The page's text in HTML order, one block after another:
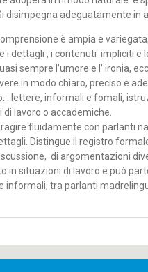
disimpegna adeguatamente in
è ampia e
i dettagli , i contenuti impliciti e
sempre l’umore e l’ ironia,
in modo chiaro, preciso e
: lettere, informali e fomali,
di lavoro o accademiche.
fluidamente con parlanti
Distingue il registro
di argomentazioni
in situazioni di lavoro e può
informali, tra parlanti